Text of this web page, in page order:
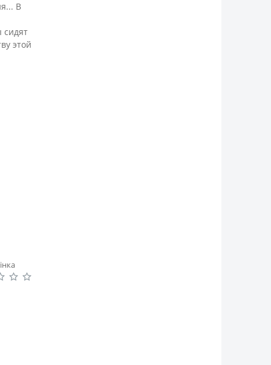
В
сидят
этой